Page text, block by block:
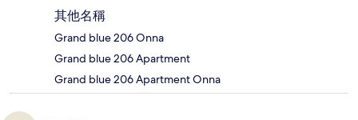
其他名稱
Grand blue 206 Onna
Grand blue 206 Apartment
Grand blue 206 Apartment Onna